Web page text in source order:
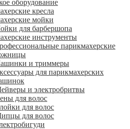
оборудование
кресла
мойки
для барбершопа
инструменты
парикмахерские
и триммеры
для парикмахерских
и электробритвы
для волос
для волос
для волос